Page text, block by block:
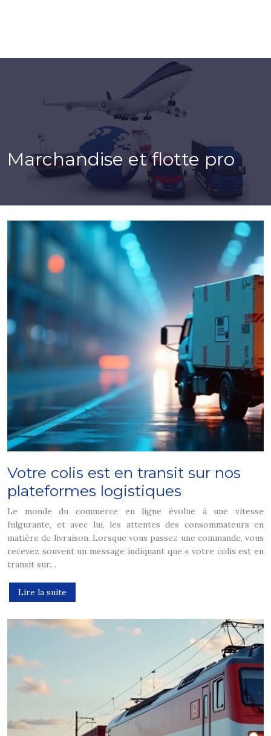
Marchandise et flotte pro
Votre colis est en transit sur nos
plateformes logistiques
Le monde du commerce en ligne évolue à une vitesse
fulgurante, et avec lui, les attentes des consommateurs en
matière de livraison. Lorsque vous passez une commande, vous
recevez souvent un message indiquant que « votre colis est en
transit sur…
Lire la suite